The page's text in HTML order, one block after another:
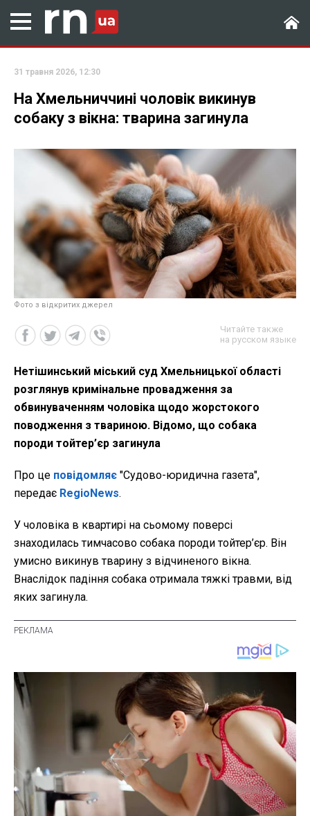
31 травня 2026, 12:30
На Хмельниччині чоловік викинув
собаку з вікна: тварина загинула
Фото з відкритих джерел
Читайте также
на русском языке
Нетішинський міський суд Хмельницької області
розглянув кримінальне провадження за
обвинуваченням чоловіка щодо жорстокого
поводження з твариною. Відомо, що собака
породи тойтер’єр загинула
Про це повідомляє "Судово-юридична газета",
передає RegioNews.
У чоловіка в квартирі на сьомому поверсі
знаходилась тимчасово собака породи тойтер’єр. Він
умисно викинув тварину з відчиненого вікна.
Внаслідок падіння собака отримала тяжкі травми, від
яких загинула.